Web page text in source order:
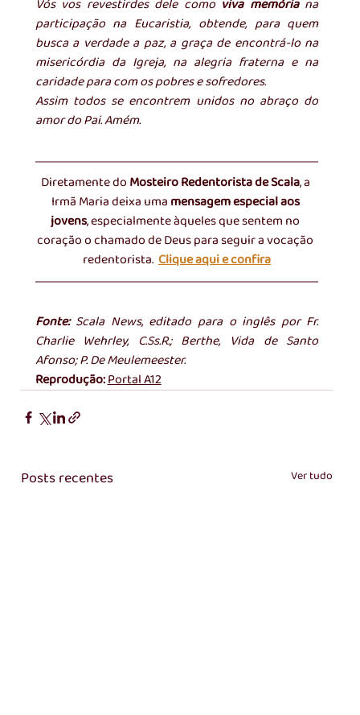
Vós vos revestirdes dele como viva memória na
participação na Eucaristia, obtende, para quem
busca a verdade a paz, a graça de encontrá-lo na
misericórdia da Igreja, na alegria fraterna e na
caridade para com os pobres e sofredores.
Assim todos se encontrem unidos no abraço do
amor do Pai. Amém.
Diretamente do Mosteiro Redentorista de Scala, a
Irmã Maria deixa uma mensagem especial aos
jovens, especialmente àqueles que sentem no
coração o chamado de Deus para seguir a vocação
redentorista. Clique aqui e confira
Fonte: Scala News, editado para o inglês por Fr.
Charlie Wehrley, C.Ss.R.; Berthe, Vida de Santo
Afonso; P. De Meulemeester.
Reprodução: Portal A12
Posts recentes Ver tudo